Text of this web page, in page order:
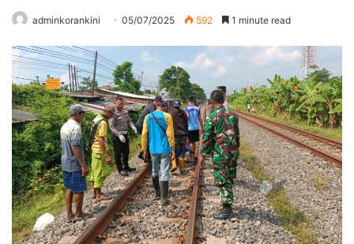
adminkorankini 05/07/2025 592 1 minute read